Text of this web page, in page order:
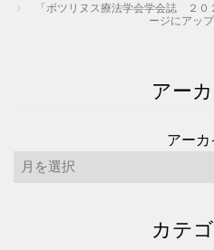
「ボツリヌス療法学会学会誌 ２
ージにアッ
アー
アーカ
カテ